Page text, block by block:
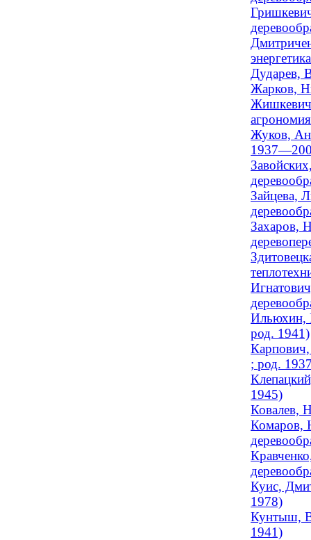
Дударев,
Жарков,
Жуков,
Зайцева,
Захаров,
Ильюхин,
род. 1941)
Карпович,
; род.
1945)
Ковалев,
Комаров,
Куис,
1978)
Кунтыш,
1941)